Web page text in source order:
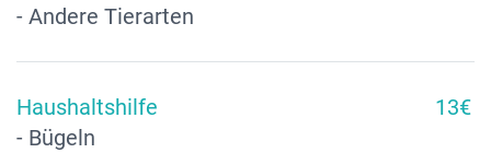
- Andere Tierarten
Haushaltshilfe
- Bügeln
13€